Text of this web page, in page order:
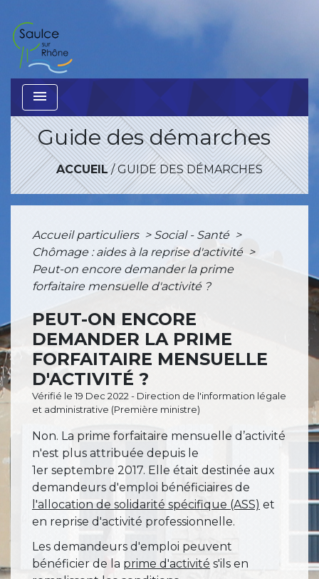
menu
Guide des démarches
ACCUEIL/GUIDE DES DÉMARCHES
Accueil particuliers > Social - Santé >
Chômage : aides à la reprise d'activité >
Peut-on encore demander la prime
forfaitaire mensuelle d'activité ?
PEUT-ON ENCORE
DEMANDER LA PRIME
FORFAITAIRE MENSUELLE
D'ACTIVITÉ ?
Vérifié le 19 Dec 2022 - Direction de l'information légale
et administrative (Première ministre)
Non. La prime forfaitaire mensuelle d’activité
n'est plus attribuée depuis le
1er septembre 2017. Elle était destinée aux
demandeurs d'emploi bénéficiaires de
l'allocation de solidarité spécifique (ASS) et
en reprise d'activité professionnelle.
Les demandeurs d'emploi peuvent
bénéficier de la prime d'activité s'ils en